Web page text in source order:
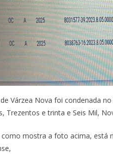
Várzea Nova foi condenada
Trezentos e trinta e Seis Mil,
mostra a foto acima, está